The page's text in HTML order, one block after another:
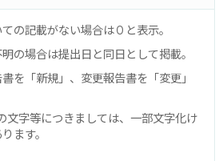
の記載がない場合は０と表示。
の場合は提出日と同日として掲載。
を「新規」、変更報告書を「変更」
文字等につきましては、一部文字化け
ます。